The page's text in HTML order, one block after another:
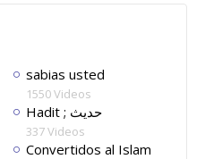
sabias usted
1550 Videos
Hadit ; حديث
337 Videos
Convertidos al Islam